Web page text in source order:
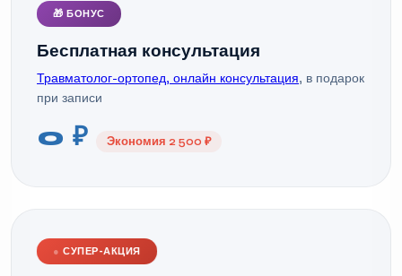
🎁 БОНУС
Бесплатная консультация
Травматолог-ортопед, онлайн консультация, в подарок
при записи
0 ₽ Экономия 2 500 ₽
●СУПЕР-АКЦИЯ